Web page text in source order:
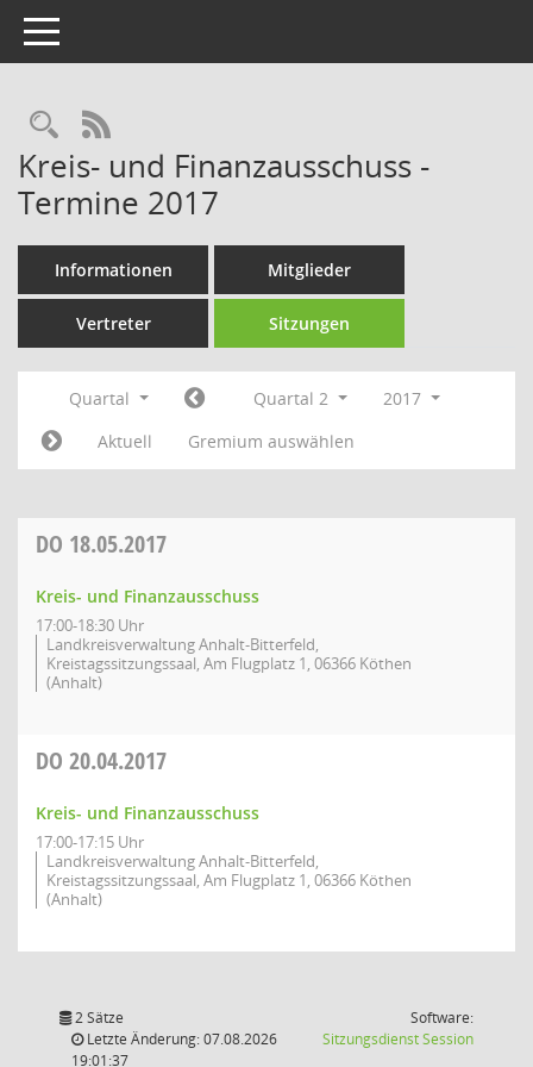
Toggle navigation
Rechercheauswahl
RSS-Feed
Kreis- und Finanzausschuss -
Termine 2017
Informationen Mitglieder
Vertreter Sitzungen
Quartal Quartal 2
2017
Aktuell
Gremium auswählen
DO 18.05.2017
Kreis- und Finanzausschuss
17:00-18:30 Uhr
Landkreisverwaltung Anhalt-Bitterfeld,
Kreistagssitzungssaal, Am Flugplatz 1, 06366 Köthen
(Anhalt)
DO 20.04.2017
Kreis- und Finanzausschuss
17:00-17:15 Uhr
Landkreisverwaltung Anhalt-Bitterfeld,
Kreistagssitzungssaal, Am Flugplatz 1, 06366 Köthen
(Anhalt)
2 Sätze
Letzte Änderung: 07.08.2026
19:01:37
Software:
SitzungsdienstSession(Wird in